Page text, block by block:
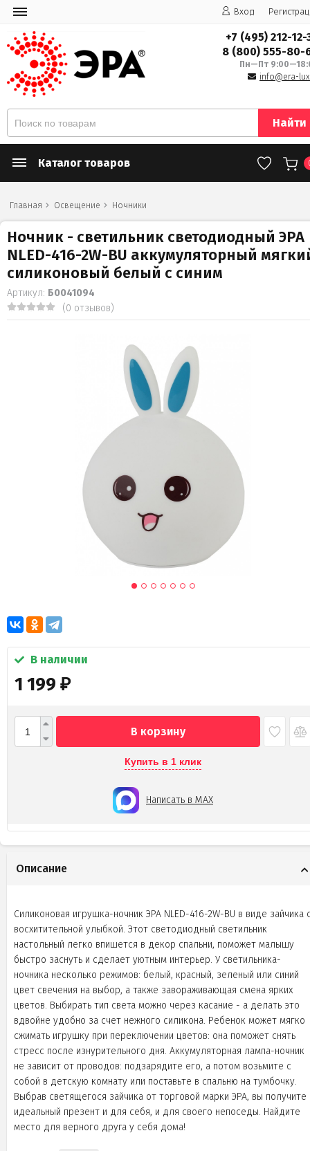
Вход
+7 (495) 212-12-
8 (800) 555-80-
Пн—Пт
info@era-
Найти
Каталог товаров
Главная Освещение Ночники
Ночник - светильник светодиодный ЭРА
NLED-416-2W-BU аккумуляторный
силиконовый белый с синим
Артикул: Б0041094
(0 отзывов)
В наличии
1 199 ₽
В корзину
Купить в 1 клик
Написать в MAX
Описание
Силиконовая игрушка-ночник ЭРА NLED-416-2W-BU в виде зайчика
восхитительной улыбкой. Этот светодиодный светильник
настольный легко впишется в декор спальни, поможет малышу
быстро заснуть и сделает уютным интерьер. У светильника-
ночника несколько режимов: белый, красный, зеленый или синий
цвет свечения на выбор, а также завораживающая смена ярких
цветов. Выбирать тип света можно через касание - а делать это
вдвойне удобно за счет нежного силикона. Ребенок может мягко
сжимать игрушку при переключении цветов: она поможет снять
стресс после изнурительного дня. Аккумуляторная лампа-ночник
не зависит от проводов: подзарядите его, а потом возьмите с
собой в детскую комнату или поставьте в спальню на тумбочку.
Выбрав светящегося зайчика от торговой марки ЭРА, вы получите
идеальный презент и для себя, и для своего непоседы. Найдите
место для верного друга у себя дома!